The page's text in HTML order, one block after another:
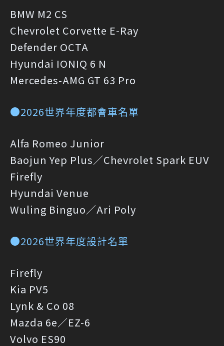
BMW M2 CS
Chevrolet Corvette E-Ray
Defender OCTA
Hyundai IONIQ 6 N
Mercedes-AMG GT 63 Pro
●2026世界年度都會車名單
Alfa Romeo Junior
Baojun Yep Plus／Chevrolet Spark EUV
Firefly
Hyundai Venue
Wuling Binguo／Ari Poly
●2026世界年度設計名單
Firefly
Kia PV5
Lynk & Co 08
Mazda 6e／EZ-6
Volvo ES90